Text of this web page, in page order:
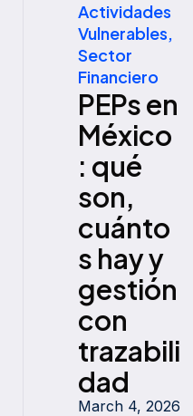
Actividades
Vulnerables,
Sector
Financiero
PEPs en
México
: qué
son,
cuánto
s hay y
gestión
con
trazabili
dad
March 4, 2026